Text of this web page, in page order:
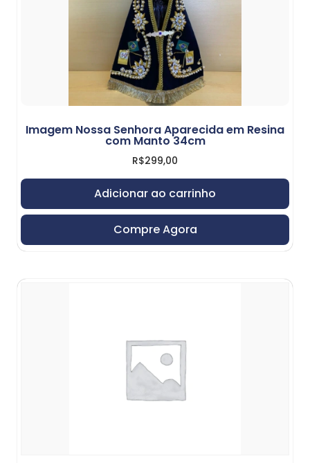
Imagem Nossa Senhora Aparecida em Resina
com Manto 34cm
R$299,00
Adicionar ao carrinho
Compre Agora